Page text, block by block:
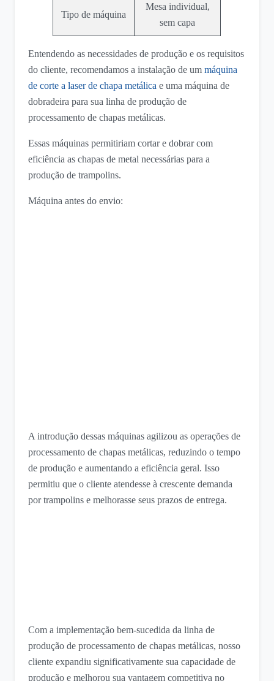
Tipo de máquina
Mesa individual,
sem capa
Entendendo as necessidades de produção e os requisitos
do cliente, recomendamos a instalação de ummáquina
de corte a laser de chapa metálica e uma máquina de
dobradeira para sua linha de produção de
processamento de chapas metálicas.
Essas máquinas permitiriam cortar e dobrar com
eficiência as chapas de metal necessárias para a
produção de trampolins.
Máquina antes do envio:
A introdução dessas máquinas agilizou as operações de
processamento de chapas metálicas, reduzindo o tempo
de produção e aumentando a eficiência geral. Isso
permitiu que o cliente atendesse à crescente demanda
por trampolins e melhorasse seus prazos de entrega.
Com a implementação bem-sucedida da linha de
produção de processamento de chapas metálicas, nosso
cliente expandiu significativamente sua capacidade de
produção e melhorou sua vantagem competitiva no